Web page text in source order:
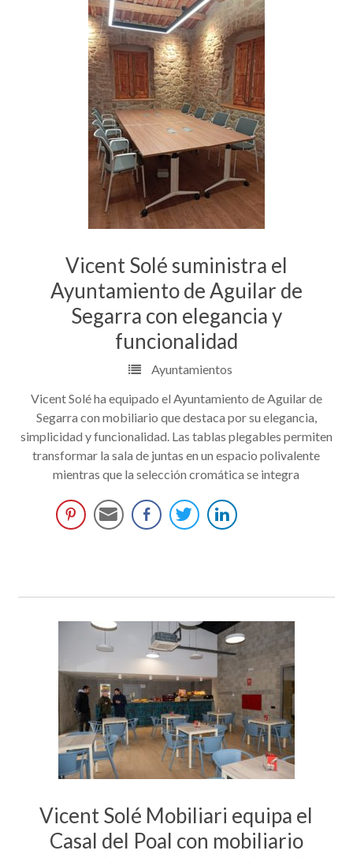
Vicent Solé suministra el
Ayuntamiento de Aguilar de
Segarra con elegancia y
funcionalidad
Ayuntamientos
Vicent Solé ha equipado el Ayuntamiento de Aguilar de
Segarra con mobiliario que destaca por su elegancia,
simplicidad y funcionalidad. Las tablas plegables permiten
transformar la sala de juntas en un espacio polivalente
mientras que la selección cromática se integra
Vicent Solé Mobiliari equipa el
Casal del Poal con mobiliario